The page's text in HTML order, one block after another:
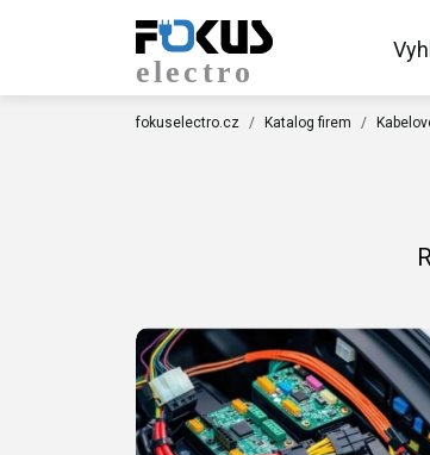
fokuselectro.cz Katalog firem